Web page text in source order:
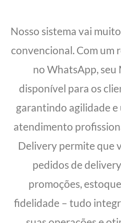
Nosso sistema vai
convencional. Com um
no WhatsApp, seu
disponível para os
garantindo agilidade e
atendimento
Delivery permite que
pedidos de
promoções,
fidelidade – tudo